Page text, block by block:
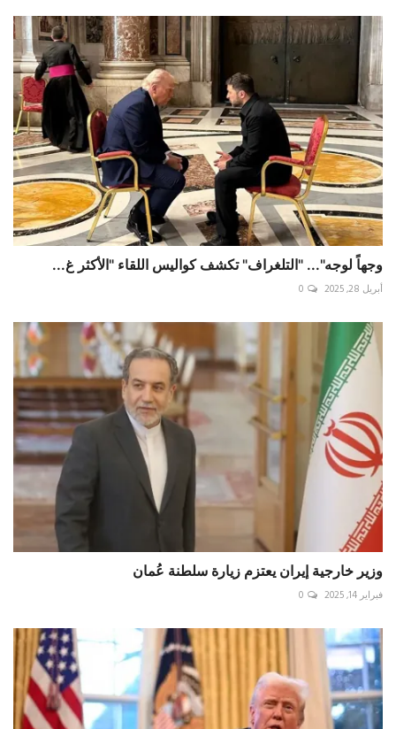
وجهاً لوجه"... ‏"التلغراف" تكشف كواليس اللقاء "الأكثر غ...
أبريل 28, 2025 0
وزير خارجية إيران يعتزم زيارة سلطنة عُمان
فبراير 14, 2025 0